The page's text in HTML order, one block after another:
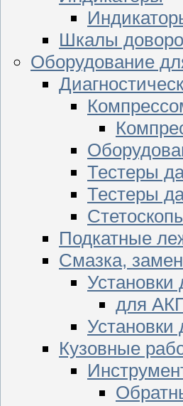
Шкалы
Оборудование
Тестеры
Тестеры
Подкатные
Смазка,
для
Кузовные